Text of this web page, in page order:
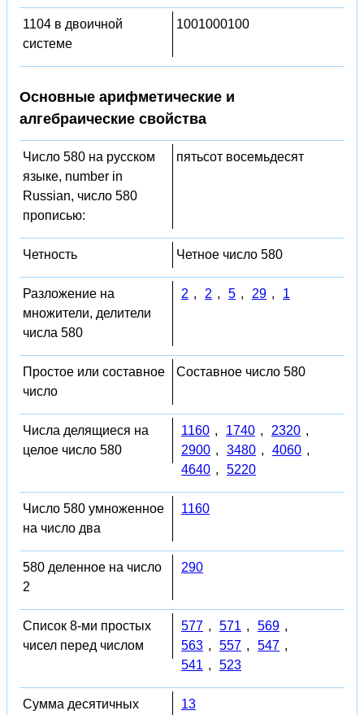
1104 в двоичной
системе
1001000100
Основные арифметические и
алгебраические свойства
Число 580 на русском
языке, number in
Russian, число 580
прописью:
пятьсот восемьдесят
Четность Четное число 580
Разложение на
множители, делители
числа 580
2 , 2 , 5 , 29 , 1
Простое или составное
число
Составное число 580
Числа делящиеся на
целое число 580
1160 , 1740 , 2320 ,
2900 , 3480 , 4060 ,
4640 , 5220
Число 580 умноженное
на число два
1160
580 деленное на число
2
290
Список 8-ми простых
чисел перед числом
577 , 571 , 569 ,
563 , 557 , 547 ,
541 , 523
Сумма десятичных
13